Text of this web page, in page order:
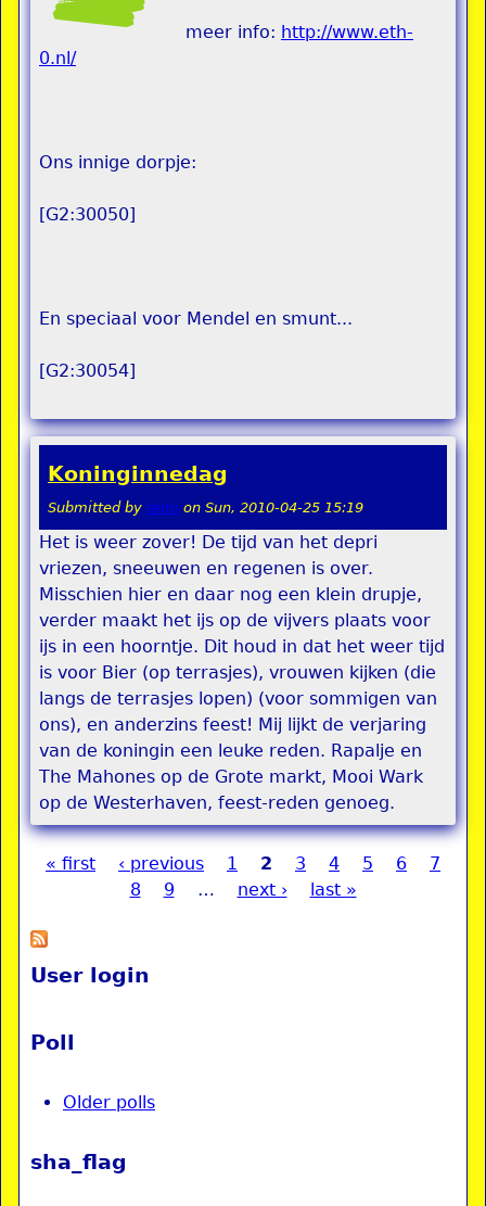
meer info: http://www.eth-
0.nl/
Ons innige dorpje:
[G2:30050]
En speciaal voor Mendel en smunt...
[G2:30054]
Koninginnedag
Submitted by remi on Sun, 2010-04-25 15:19
Het is weer zover! De tijd van het depri
vriezen, sneeuwen en regenen is over.
Misschien hier en daar nog een klein drupje,
verder maakt het ijs op de vijvers plaats voor
ijs in een hoorntje. Dit houd in dat het weer tijd
is voor Bier (op terrasjes), vrouwen kijken (die
langs de terrasjes lopen) (voor sommigen van
ons), en anderzins feest! Mij lijkt de verjaring
van de koningin een leuke reden. Rapalje en
The Mahones op de Grote markt, Mooi Wark
op de Westerhaven, feest-reden genoeg.
« first ‹ previous 1 2 3 4 5 6
7
8
9 … next › last »
User login
Poll
Older polls
sha_flag